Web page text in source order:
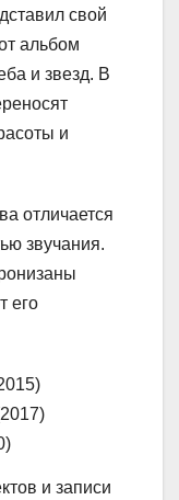
свой
альбом
и звезд. В
и
отличается
звучания.
его
и записи